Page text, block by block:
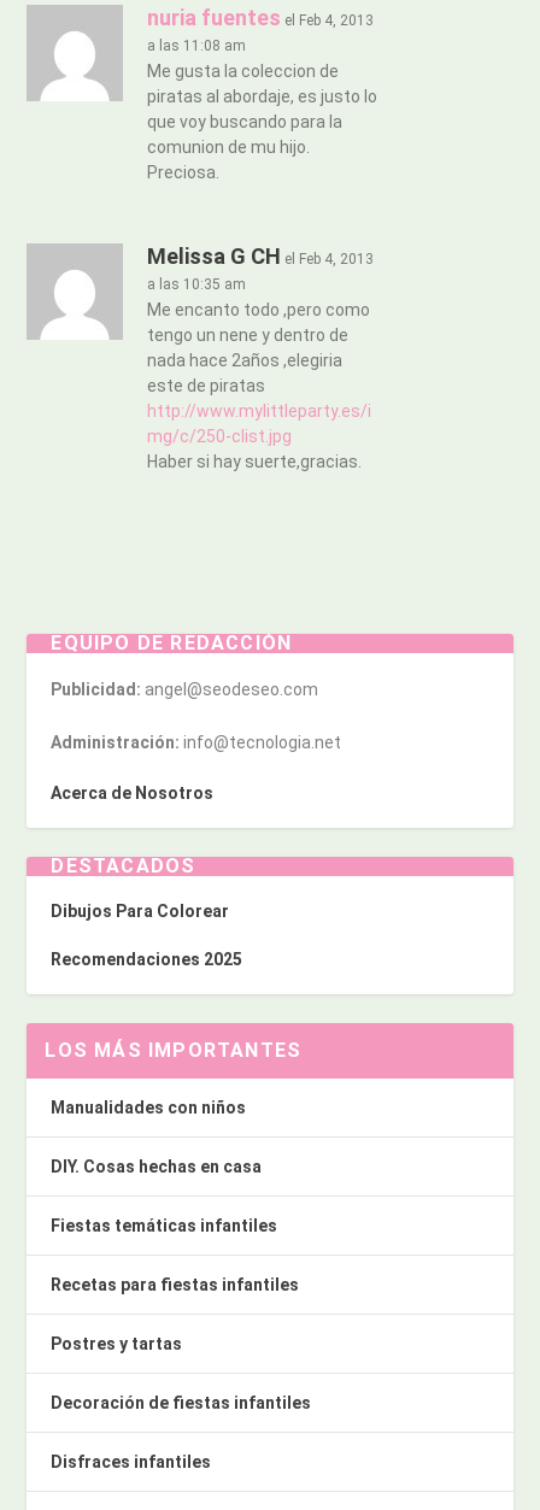
nuria fuentes el Feb 4, 2013
a las 11:08 am
Me gusta la coleccion de
piratas al abordaje, es justo lo
que voy buscando para la
comunion de mu hijo.
Preciosa.
Melissa G CH el Feb 4, 2013
a las 10:35 am
Me encanto todo ,pero como
tengo un nene y dentro de
nada hace 2años ,elegiria
este de piratas
http://www.mylittleparty.es/i
mg/c/250-clist.jpg
Haber si hay suerte,gracias.
EQUIPO DE REDACCIÓN
Publicidad: angel@seodeseo.com
Administración: info@tecnologia.net
Acerca de Nosotros
DESTACADOS
Dibujos Para Colorear
Recomendaciones 2025
LOS MÁS IMPORTANTES
Manualidades con niños
DIY. Cosas hechas en casa
Fiestas temáticas infantiles
Recetas para fiestas infantiles
Postres y tartas
Decoración de fiestas infantiles
Disfraces infantiles